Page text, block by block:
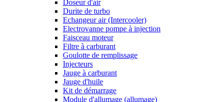
Doseur d'air
Durite de turbo
Echangeur air (Intercooler)
Electrovanne pompe à injection
Faisceau moteur
Filtre à carburant
Goulotte de remplissage
Injecteurs
Jauge à carburant
Jauge d'huile
Kit de démarrage
Module d'allumage (allumage)